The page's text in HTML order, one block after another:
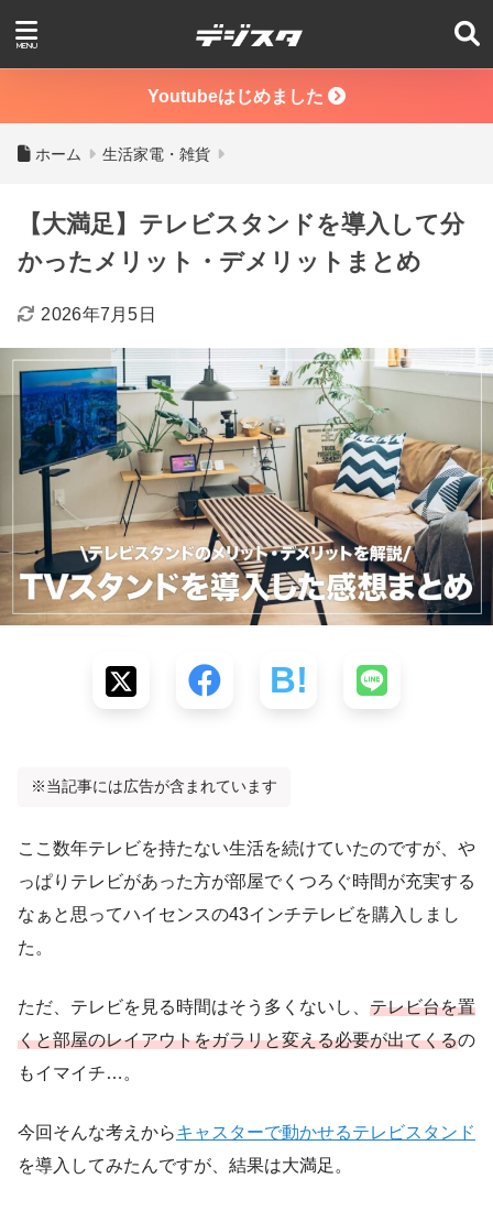
Youtubeはじめました
ホーム 生活家電・雑貨
【大満足】テレビスタンドを導入して分
かったメリット・デメリットまとめ
2026年7月5日
※当記事には広告が含まれています
ここ数年テレビを持たない生活を続けていたのですが、や
っぱりテレビがあった方が部屋でくつろぐ時間が充実する
なぁと思ってハイセンスの43インチテレビを購入しまし
た。
ただ、テレビを見る時間はそう多くないし、 テレビ台を置
くと部屋のレイアウトをガラリと変える必要が出てくるの
もイマイチ…。
今回そんな考えからキャスターで動かせるテレビスタンド
を導入してみたんですが、結果は大満足。